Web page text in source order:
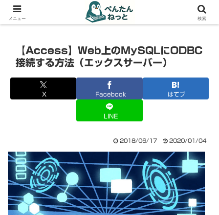
PCやガジェットの備忘録
【Access】Web上のMySQLにODBC
接続する方法（エックスサーバー）
X Facebook はてブ
LINE
2018/06/17 2020/01/04
メニュー 検索